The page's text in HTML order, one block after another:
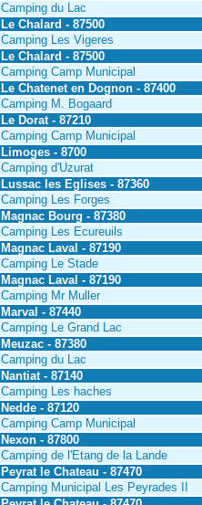
Camping du Lac
Le Chalard - 87500
Camping Les Vigeres
Le Chalard - 87500
Camping Camp Municipal
Le Chatenet en Dognon - 87400
Camping M. Bogaard
Le Dorat - 87210
Camping Camp Municipal
Limoges - 8700
Camping d'Uzurat
Lussac les Eglises - 87360
Camping Les Forges
Magnac Bourg - 87380
Camping Les Ecureuils
Magnac Laval - 87190
Camping Le Stade
Magnac Laval - 87190
Camping Mr Muller
Marval - 87440
Camping Le Grand Lac
Meuzac - 87380
Camping du Lac
Nantiat - 87140
Camping Les haches
Nedde - 87120
Camping Camp Municipal
Nexon - 87800
Camping de l'Etang de la Lande
Peyrat le Chateau - 87470
Camping Municipal Les Peyrades II